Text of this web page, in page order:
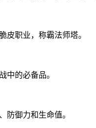
皮职业，称霸法师塔。
中的必备品。
防御力和生命值。